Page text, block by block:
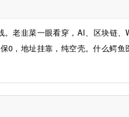
。老韭菜一眼看穿，AI、区块链
0，地址挂靠，纯空壳。什么鳄